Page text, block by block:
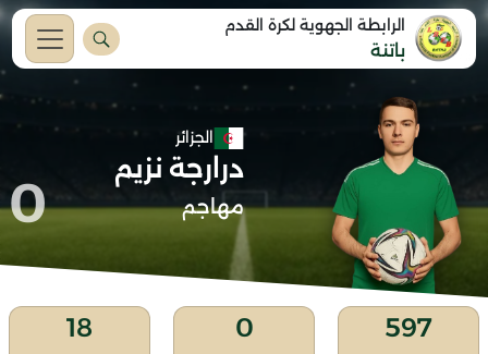
الرابطة الجهوية لكرة القدم
باتنة
الجزائر
درارجة نزيم
مهاجم 0
597
0
18